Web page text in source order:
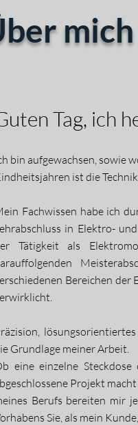
mich
Tag, ich
bin aufgewachsen, sowie
ist die
Fachwissen habe ich
in Elektro-
Tätigkeit als
Bereichen der
Grundlage meiner Arbeit.​
eine einzelne
Projekt
Berufs bereiten mir
Sie, als mein